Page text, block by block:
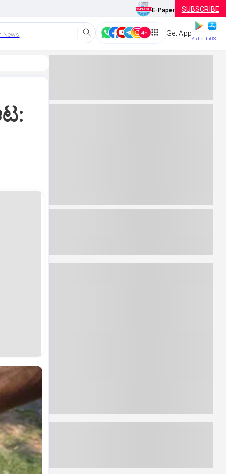
E-Paper SUBSCRIBE
News Get App
Android iOS